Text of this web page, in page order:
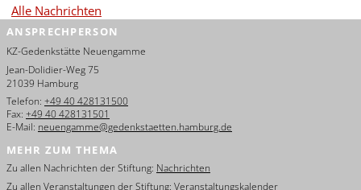
Alle Nachrichten
ANSPRECHPERSON
KZ-Gedenkstätte Neuengamme
Jean-Dolidier-Weg 75
21039 Hamburg
Telefon: +49 40 428131500
Fax: +49 40 428131501
E-Mail: neuengamme@gedenkstaetten.hamburg.de
MEHR ZUM THEMA
Zu allen Nachrichten der Stiftung: Nachrichten
Zu allen Veranstaltungen der Stiftung: Veranstaltungskalender